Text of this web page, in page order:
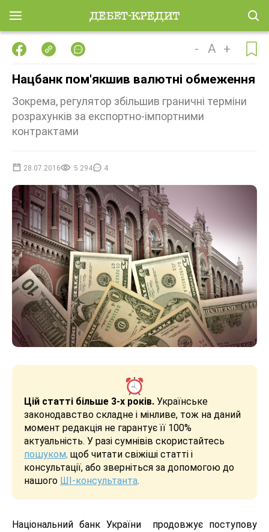
- A +
Нацбанк пом'якшив валютні обмеження
Зокрема, регулятор збільшив граничні терміни
розрахунків за експортно-імпортними
контрактами
28.07.2016 5 294 4
Цій статті більше 3-х років. Українське
законодавство складне і мінливе, тож на даний
момент редакція не гарантує її 100%
актуальність. У разі сумнівів скористайтесь
пошуком, щоб читати свіжіші статті і
консультації, або зверніться за допомогою до
нашого ШІ-консультанта.
Національний банк України продовжує поступову